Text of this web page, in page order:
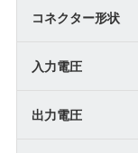
コネクター形状
入力電圧
出力電圧